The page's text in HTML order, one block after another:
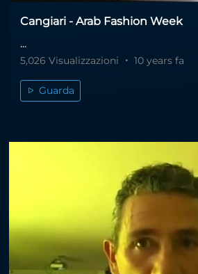
Cangiari - Arab Fashion Week
...
5,026 Visualizzazioni 10 years fa
Guarda